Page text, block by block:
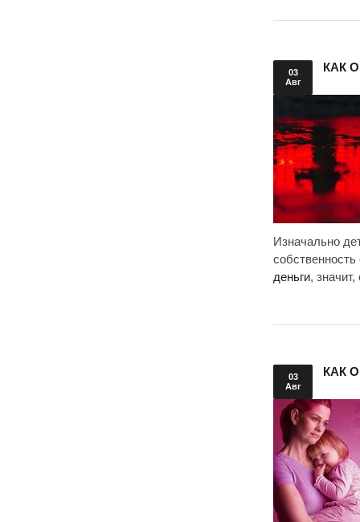
03
Авг
КАК
Изначально
деньги,
03
Авг
КАК